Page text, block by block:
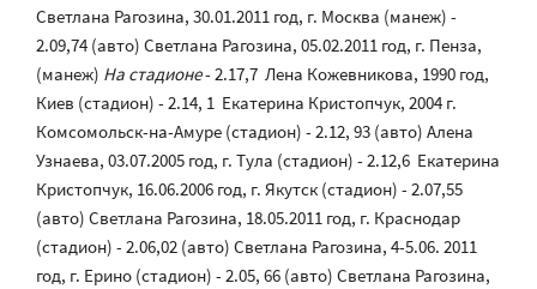
Светлана Рагозина, 30.01.2011 год, г. Москва (манеж) -
2.09,74 (авто) Светлана Рагозина, 05.02.2011 год, г. Пенза,
(манеж) На стадионе- 2.17,7 Лена Кожевникова, 1990 год,
Киев (стадион) - 2.14, 1 Екатерина Кристопчук, 2004 г.
Комсомольск-на-Амуре (стадион) - 2.12, 93 (авто) Алена
Узнаева, 03.07.2005 год, г. Тула (стадион) - 2.12,6 Екатерина
Кристопчук, 16.06.2006 год, г. Якутск (стадион) - 2.07,55
(авто) Светлана Рагозина, 18.05.2011 год, г. Краснодар
(стадион) - 2.06,02 (авто) Светлана Рагозина, 4-5.06. 2011
год, г. Ерино (стадион) - 2.05, 66 (авто) Светлана Рагозина,